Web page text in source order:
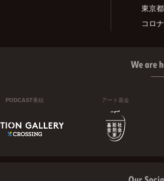
東京
コロ
We are
PODCAST番組 アート基金